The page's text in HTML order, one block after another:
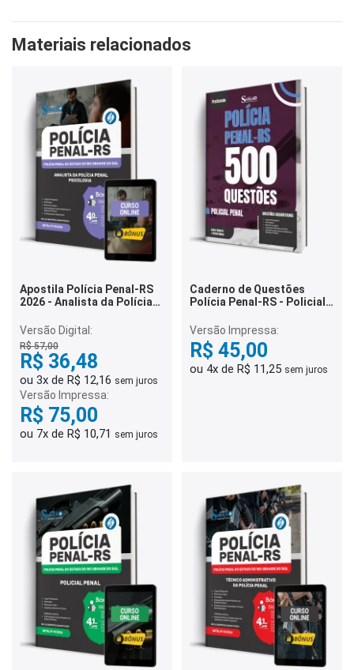
Materiais relacionados
Apostila Polícia Penal-RS
2026 - Analista da Polícia
Versão Digital:
R$ 57,00
R$ 36,48
ou 3x de R$ 12,16 sem juros
Versão Impressa:
R$ 75,00
ou 7x de R$ 10,71 sem juros
Caderno de Questões
Polícia Penal-RS - Policial
Gabaritadas
Versão Impressa:
R$ 45,00
ou 4x de R$ 11,25 sem juros